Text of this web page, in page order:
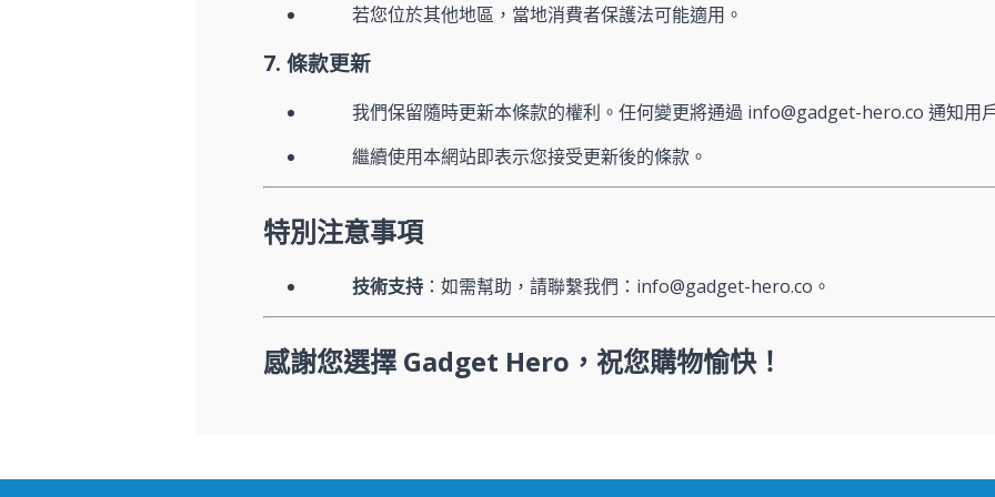
若您位於其他地區，當地消費者保護法可能適用。
7. 條款更新
我們保留隨時更新本條款的權利。任何變更將通過 info@gadget-hero.co 通知用
繼續使用本網站即表示您接受更新後的條款。
特別注意事項
技術支持 ：如需幫助，請聯繫我們：info@gadget-hero.co。
感謝您選擇 Gadget Hero，祝您購物愉快！